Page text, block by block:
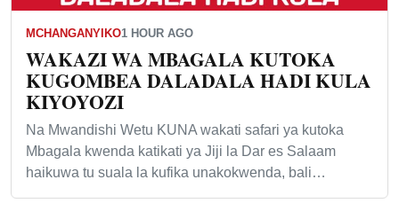
MCHANGANYIKO1 HOUR AGO
WAKAZI WA MBAGALA KUTOKA
KUGOMBEA DALADALA HADI KULA
KIYOYOZI
Na Mwandishi Wetu KUNA wakati safari ya kutoka
Mbagala kwenda katikati ya Jiji la Dar es Salaam
haikuwa tu suala la kufika unakokwenda, bali…